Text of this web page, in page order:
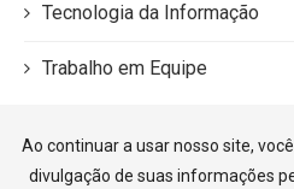
Tecnologia da Informação
Trabalho em Equipe
Ao continuar a usar nosso site,
divulgação de suas informações